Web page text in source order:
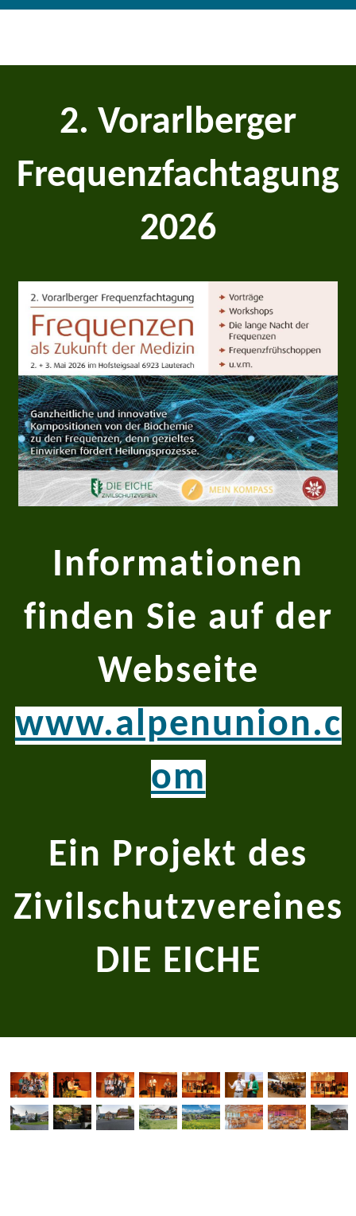
2. Vorarlberger
Frequenzfachtagung
2026
Informationen
finden Sie auf der
Webseite
www.alpenunion.c
om
Ein Projekt des
Zivilschutzvereines
DIE EICHE